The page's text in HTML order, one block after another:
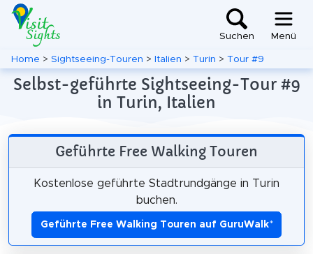
Suchen Menü
Home > Sightseeing-Touren > Italien > Turin > Tour #9
Selbst-geführte Sightseeing-Tour #9
in Turin, Italien
Geführte Free Walking Touren
Kostenlose geführte Stadtrundgänge in Turin
buchen.
Geführte Free Walking Touren auf GuruWalk*